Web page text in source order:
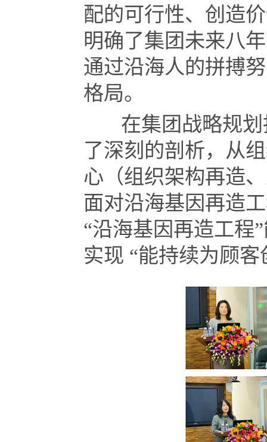
配的可行性、创造
明确了集团未来八
通过沿海人的拼搏
格局。
在集团战略规划
了深刻的剖析，从
心（组织架构再造
面对沿海基因再造
“沿海基因再造工程
实现 “能持续为顾